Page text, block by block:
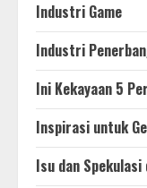
Industri Game
Industri
Ini Kekayaan 5
Inspirasi untuk
Isu dan